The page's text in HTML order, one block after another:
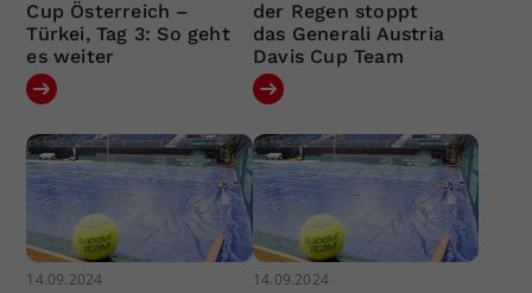
Cup Österreich –
Türkei, Tag 3: So geht
es weiter
der Regen stoppt
das Generali Austria
Davis Cup Team
14.09.2024 14.09.2024